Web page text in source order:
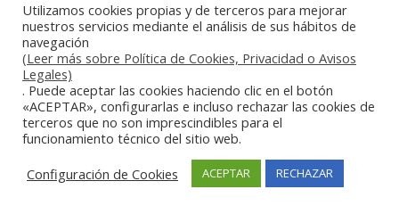
DECORATIVOS ACERO INOXIDABLE
COCINAS PROFESIONALES A MEDIDA PERSONALIZADAS PARA
PARTICULARES
COCINAS PROFESIONALES ACERO INOXIDABLE
COCINAS PROFESIONALES HORECA
COCINAS PROFESIONALES HOSTELERÍA MADRID
Cocinas profesionales industriales monoblock a medida
Cocinas profesionales industriales monoblock a medida
Utilizamos cookies propias y de terceros para mejorar
nuestros servicios mediante el análisis de sus hábitos de
navegación
(Leer más sobre Política de Cookies, Privacidad o Avisos
Legales)
. Puede aceptar las cookies haciendo clic en el botón
«ACEPTAR», configurarlas e incluso rechazar las cookies de
terceros que no son imprescindibles para el
funcionamiento técnico del sitio web.
Configuración de Cookies
ACEPTAR RECHAZAR